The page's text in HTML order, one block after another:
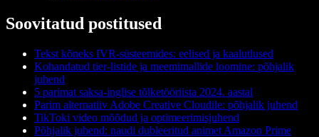
Soovitatud postitused
Tekst kõneks IVR-süsteemides: eelised ja kaalutlused
Kohandatud tier-listide ja meemimallide loomine: põhjalik
juhend
5 parimat saksa-inglise tõlketööriista 2024. aastal
Parim alternatiiv Adobe Creative Cloudile: põhjalik juhend
TikToki video mõõdud ja optimeerimisjuhend
Põhjalik juhend: naudi dubleeritud animet Amazon Prime